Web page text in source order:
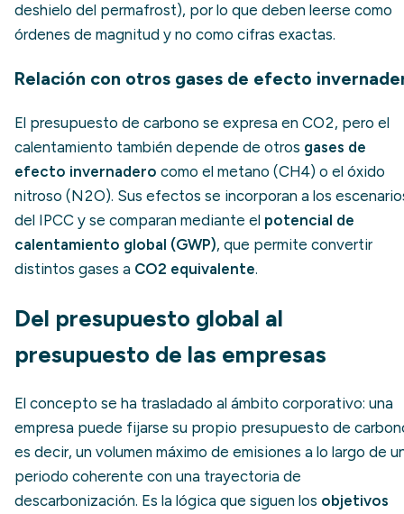
deshielo del permafrost), por lo que deben leerse como
órdenes de magnitud y no como cifras exactas.
Relación con otros gases de efecto
El presupuesto de carbono se expresa en CO2, pero el
calentamiento también depende de otros gases de
efecto invernadero como el metano (CH4) o el óxido
nitroso (N2O). Sus efectos se incorporan a los
del IPCC y se comparan mediante el potencial de
calentamiento global (GWP), que permite convertir
distintos gases a CO2 equivalente.
Del presupuesto global al
presupuesto de las empresas
El concepto se ha trasladado al ámbito corporativo: una
empresa puede fijarse su propio presupuesto de
es decir, un volumen máximo de emisiones a lo largo de
periodo coherente con una trayectoria de
descarbonización. Es la lógica que siguen los objetivos